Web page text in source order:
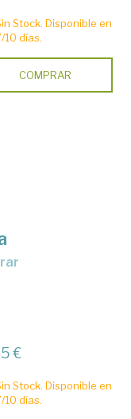
Stock. Disponible en
10 días.
COMPRAR
€
Stock. Disponible en
10 días.